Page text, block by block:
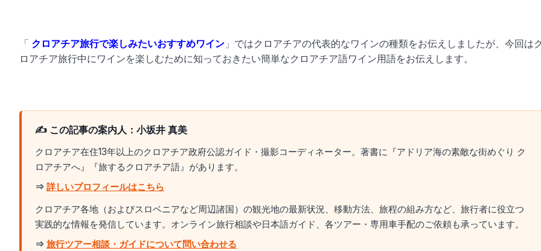
「 クロアチア旅行で楽しみたいおすすめワイン 」ではクロアチアの代表的なワインの種類をお伝えしましたが、今回は
ロアチア旅行中にワインを楽しむために知っておきたい簡単なクロアチア語ワイン用語をお伝えします。
✍️ この記事の案内人：小坂井 真美
クロアチア在住13年以上のクロアチア政府公認ガイド・撮影コーディネーター。著書に『アドリア海の素敵な街めぐり ク
ロアチアへ』『旅するクロアチア語』があります。
⇒ 詳しいプロフィールはこちら
クロアチア各地（およびスロベニアなど周辺諸国）の観光地の最新状況、移動方法、旅程の組み方など、旅行者に役立つ
実践的な情報を発信しています。オンライン旅行相談や日本語ガイド、各ツアー・専用車手配のご依頼も承っています。
⇒ 旅行ツアー相談・ガイドについて問い合わせる